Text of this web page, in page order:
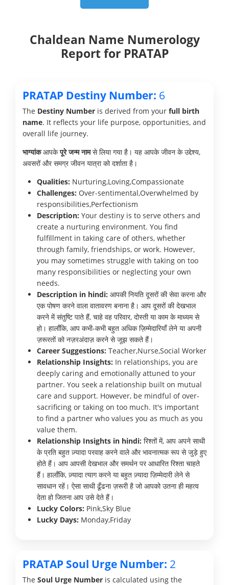
Chaldean Name Numerology
Report for PRATAP
PRATAP Destiny Number: 6
The Destiny Number is derived from your full birth
name. It reflects your life purpose, opportunities, and
overall life journey.
भाग्यांकआपकेपूरे जन्म नामसे लिया गया है। यह आपके जीवन के उद्देश्य,
अवसरों और समग्र जीवन यात्रा को दर्शाता है।
Qualities: Nurturing,Loving,Compassionate
Challenges: Over-sentimental,Overwhelmed by
responsibilities,Perfectionism
Description: Your destiny is to serve others and
create a nurturing environment. You find
fulfillment in taking care of others, whether
through family, friendships, or work. However,
you may sometimes struggle with taking on too
many responsibilities or neglecting your own
needs.
Description in hindi: आपकी नियति दूसरों की सेवा करना और
एक पोषण करने वाला वातावरण बनाना है। आप दूसरों की देखभाल
करने में संतुष्टि पाते हैं, चाहे वह परिवार, दोस्ती या काम के माध्यम से
हो। हालाँकि, आप कभी-कभी बहुत अधिक ज़िम्मेदारियाँ लेने या अपनी
ज़रूरतों को नज़रअंदाज़ करने से जूझ सकते हैं।
Career Suggestions: Teacher,Nurse,Social Worker
Relationship Insights: In relationships, you are
deeply caring and emotionally attuned to your
partner. You seek a relationship built on mutual
care and support. However, be mindful of over-
sacrificing or taking on too much. It's important
to find a partner who values you as much as you
value them.
Relationship Insights in hindi: रिश्तों में, आप अपने साथी
के प्रति बहुत ज़्यादा परवाह करने वाले और भावनात्मक रूप से जुड़े हुए
होते हैं। आप आपसी देखभाल और समर्थन पर आधारित रिश्ता चाहते
हैं। हालाँकि, ज़्यादा त्याग करने या बहुत ज़्यादा ज़िम्मेदारी लेने से
सावधान रहें। ऐसा साथी ढूँढना ज़रूरी है जो आपको उतना ही महत्व
देता हो जितना आप उसे देते हैं।
Lucky Colors: Pink,Sky Blue
Lucky Days: Monday,Friday
PRATAP Soul Urge Number: 2
The Soul Urge Number is calculated using the